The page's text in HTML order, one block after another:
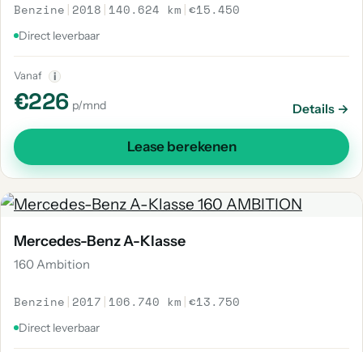
Benzine | 2018 | 140.624 km |€15.450
Direct leverbaar
Vanaf i
€226 p/mnd Details →
Lease berekenen
Mercedes-Benz A-Klasse
160 Ambition
Benzine | 2017 | 106.740 km |€13.750
Direct leverbaar